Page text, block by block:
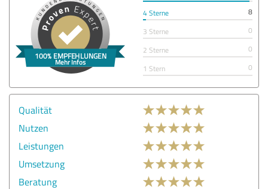
4 Sterne
8
3 Sterne
0
2 Sterne
0
1 Stern
0
Qualität
Nutzen
Leistungen
Umsetzung
Beratung